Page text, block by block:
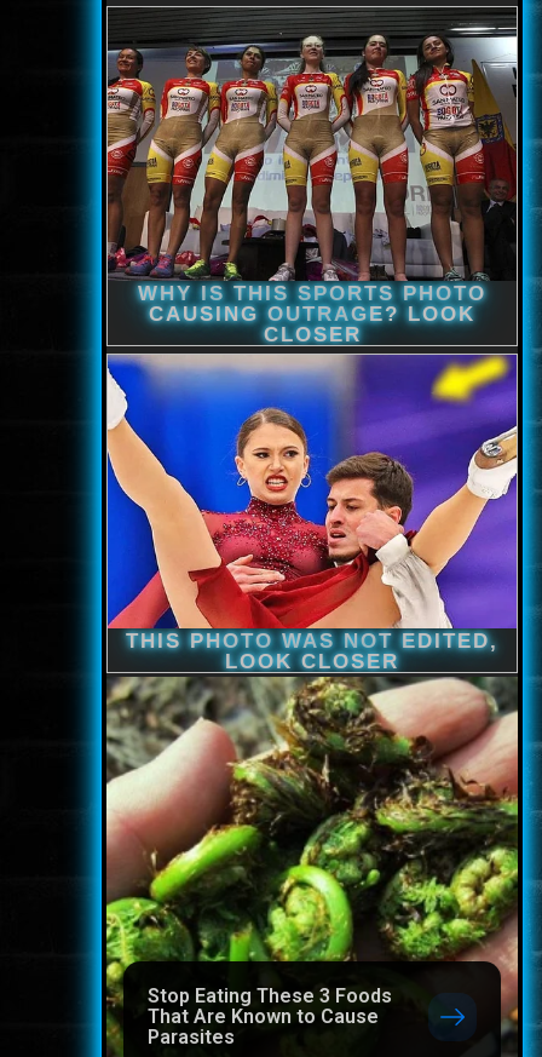
Stop Eating These 3 Foods
That Are Known to Cause
Parasites